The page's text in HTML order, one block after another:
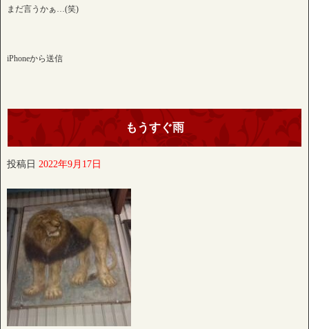
まだ言うかぁ…(笑)
iPhoneから送信
もうすぐ雨
投稿日 2022年9月17日